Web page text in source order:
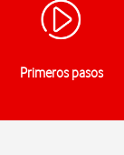
Primeros pasos